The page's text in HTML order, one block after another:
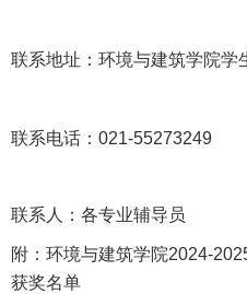
联系地址：环境与建筑学院学
联系电话： 021-55273249
联系人：各专业辅导员
附：环境与建筑学院2024-
获奖名单